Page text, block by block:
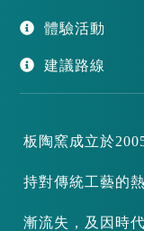
體驗活動
建議路線
板陶窯成立於
持對傳統工藝的
漸流失，及因時